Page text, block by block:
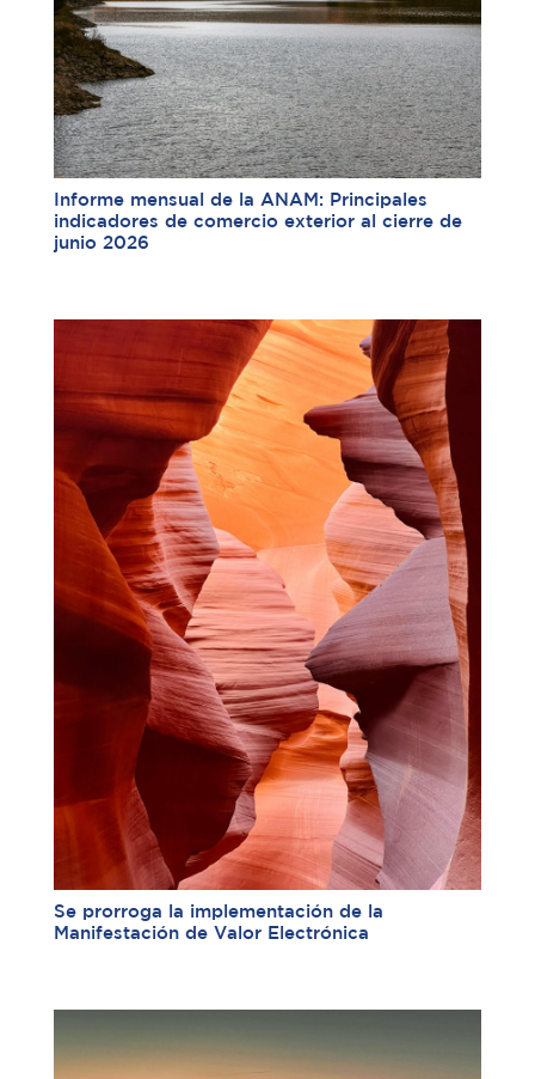
Informe mensual de la ANAM: Principales
indicadores de comercio exterior al cierre de
junio 2026
Se prorroga la implementación de la
Manifestación de Valor Electrónica